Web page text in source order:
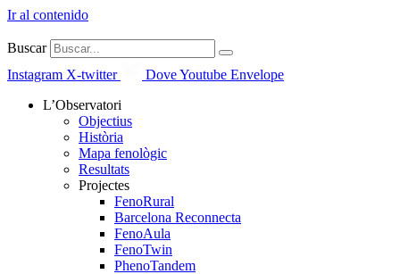
Ir al contenido
Buscar
Instagram X-twitter DoveYoutube Envelope
L’Observatori
Objectius
Història
Mapa fenològic
Resultats
Projectes
FenoRural
Barcelona Reconnecta
FenoAula
FenoTwin
PhenoTandem